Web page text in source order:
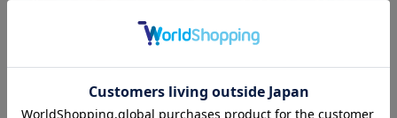
お気に入り商品を確認する